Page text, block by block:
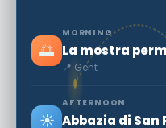
🌅
MORNING
📍 Gent
☀️
AFTERNOON
Abbazia di San